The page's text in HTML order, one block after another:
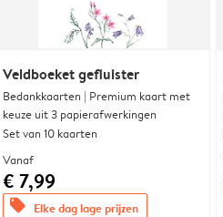
Veldboeket gefluister
Bedankkaarten | Premium kaart met
keuze uit 3 papierafwerkingen
Set van 10 kaarten
Vanaf
€ 7,99
offers Elke dag lage prijzen